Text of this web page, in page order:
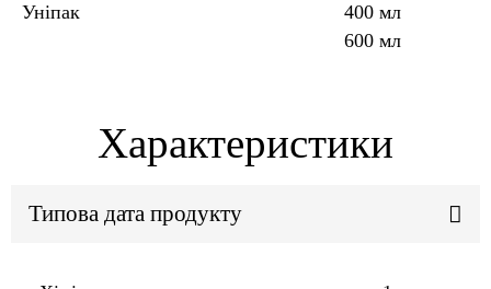
Уніпак
400 мл
600 мл
Характеристики
Типова дата продукту